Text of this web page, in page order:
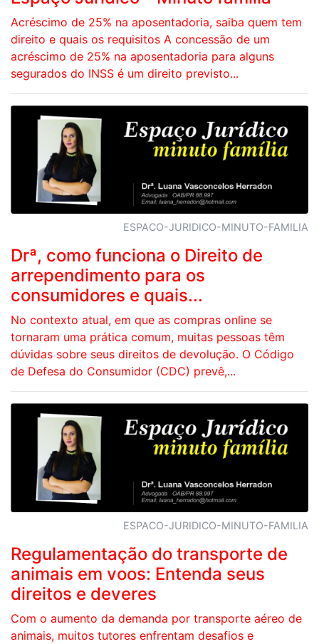
Acréscimo de 25% na aposentadoria, saiba quem tem
direito e quais os requisitos A concessão de um
acréscimo de 25% na aposentadoria para alguns
segurados do INSS é um direito previsto...
ESPACO-JURIDICO-MINUTO-FAMILIA
Drª, como funciona o Direito de
arrependimento para os
consumidores e quais...
No contexto atual, em que as compras online se
tornaram uma prática comum, muitas pessoas têm
dúvidas sobre seus direitos de devolução. O Código
de Defesa do Consumidor (CDC) prevê,...
ESPACO-JURIDICO-MINUTO-FAMILIA
Regulamentação do transporte de
animais em voos: Entenda seus
direitos e deveres
Com o aumento da demanda por transporte aéreo de
animais, muitos tutores enfrentam desafios e